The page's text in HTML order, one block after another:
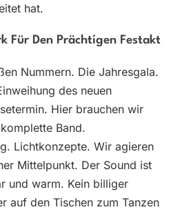
hat.
Für Den Prächtigen Festakt
Nummern. Die Jahresgala.
des neuen
Hier brauchen wir
Band.
Lichtkonzepte. Wir agieren
Mittelpunkt. Der Sound ist
und warm. Kein billiger
auf den Tischen zum Tanzen